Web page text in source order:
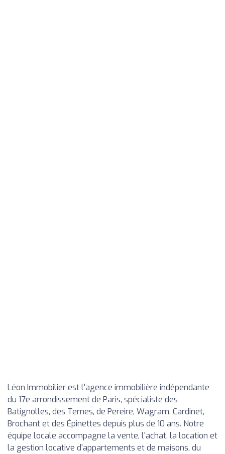
Léon Immobilier est l'agence immobilière indépendante
du 17e arrondissement de Paris, spécialiste des
Batignolles, des Ternes, de Pereire, Wagram, Cardinet,
Brochant et des Épinettes depuis plus de 10 ans. Notre
équipe locale accompagne la vente, l'achat, la location et
la gestion locative d'appartements et de maisons, du